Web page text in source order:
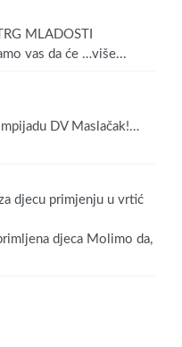
MLADOSTI
vas da će …više...
DV Maslačak!…
djecu primjenju u vrtić
djeca Molimo da,